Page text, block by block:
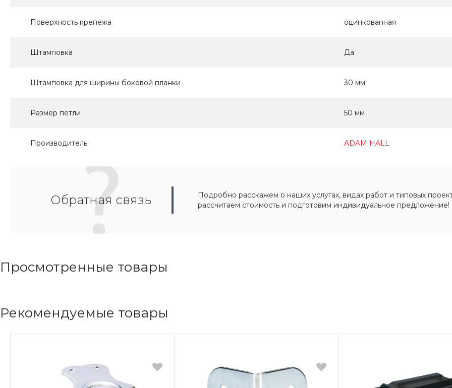
Поверхность крепежа оцинкованная
Штамповка Да
Штамповка для ширины боковой планки 30 мм
Размер петли 50 мм
Производитель ADAM HALL
Обратная связь
Подробно расскажем о наших услугах, видах работ и типовых
рассчитаем стоимость и подготовим индивидуальное предложение!
Просмотренные товары
Рекомендуемые товары